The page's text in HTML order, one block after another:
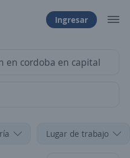
Ingresar
Lugar de trabajo